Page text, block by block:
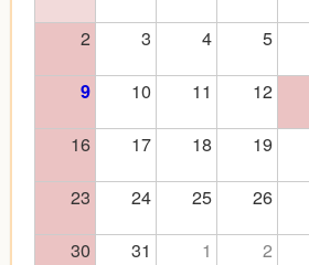
2
3 4 5
9 10 11 12
16
17 18 19
23
24 25 26
30
31 1 2